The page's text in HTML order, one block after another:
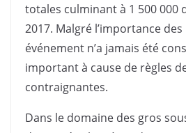
totales culminant à 1 500 000
2017. Malgré l’importance
événement n’a jamais été
important à cause de règles
contraignantes.
Dans le domaine des gros